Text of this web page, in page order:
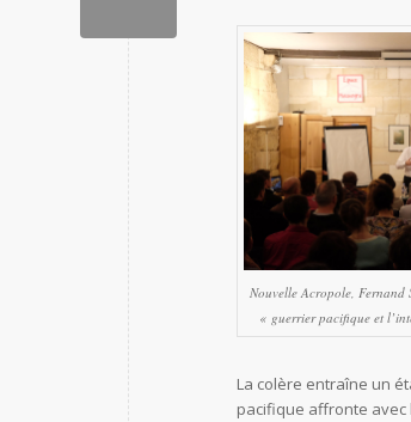
Nouvelle Acropole, Fernand
« guerrier pacifique et
La colère entraîne un
pacifique affronte avec